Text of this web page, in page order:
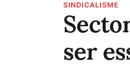
SINDICALISME
ser